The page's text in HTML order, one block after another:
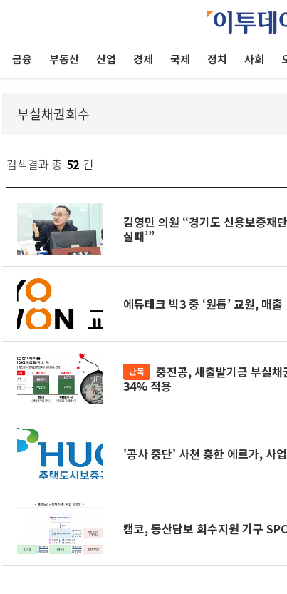
금융 부동산 산업 경제 국제 정치 사회
검색결과 총 52 건
김영민 의원 “경기도 신용보증재
실패’”
에듀테크 빅3 중 ‘원톱’ 교원, 매
단독
중진공, 새출발기금 부실채권 손실액 3년간 5000억 넘을 듯…매각률
34% 적용
'공사 중단' 사천 흥한 에르가, 사
캠코, 동산담보 회수지원 기구